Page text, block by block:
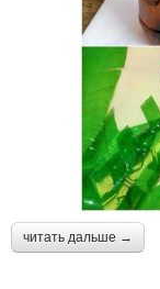
читать дальше →